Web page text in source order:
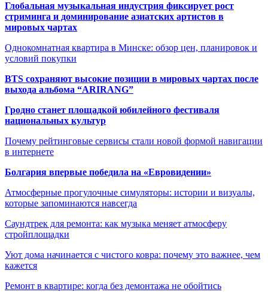
Глобальная музыкальная индустрия фиксирует рост
стриминга и доминирование азиатских артистов в
мировых чартах
Однокомнатная квартира в Минске: обзор цен, планировок и
условий покупки
BTS сохраняют высокие позиции в мировых чартах после
выхода альбома “ARIRANG”
Гродно станет площадкой юбилейного фестиваля
национальных культур
Почему рейтинговые сервисы стали новой формой навигации
в интернете
Болгария впервые победила на «Евровидении»
Атмосферные прогулочные симуляторы: истории и визуалы,
которые запоминаются навсегда
Саундтрек для ремонта: как музыка меняет атмосферу
стройплощадки
Уют дома начинается с чистого ковра: почему это важнее, чем
кажется
Ремонт в квартире: когда без демонтажа не обойтись